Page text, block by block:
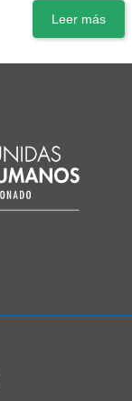
Leer más